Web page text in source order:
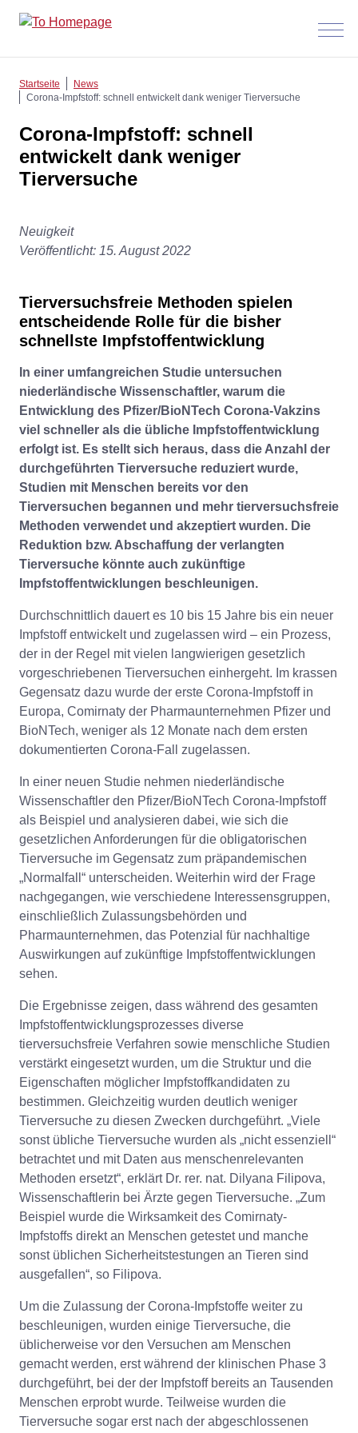
Menü
Startseite
News
Corona-Impfstoff: schnell entwickelt dank weniger Tierversuche
Corona-Impfstoff: schnell
entwickelt dank weniger
Tierversuche
Neuigkeit
Veröffentlicht: 15. August 2022
Tierversuchsfreie Methoden spielen
entscheidende Rolle für die bisher
schnellste Impfstoffentwicklung
In einer umfangreichen Studie untersuchen
niederländische Wissenschaftler, warum die
Entwicklung des Pfizer/BioNTech Corona-Vakzins
viel schneller als die übliche Impfstoffentwicklung
erfolgt ist. Es stellt sich heraus, dass die Anzahl der
durchgeführten Tierversuche reduziert wurde,
Studien mit Menschen bereits vor den
Tierversuchen begannen und mehr tierversuchsfreie
Methoden verwendet und akzeptiert wurden. Die
Reduktion bzw. Abschaffung der verlangten
Tierversuche könnte auch zukünftige
Impfstoffentwicklungen beschleunigen.
Durchschnittlich dauert es 10 bis 15 Jahre bis ein neuer
Impfstoff entwickelt und zugelassen wird – ein Prozess,
der in der Regel mit vielen langwierigen gesetzlich
vorgeschriebenen Tierversuchen einhergeht. Im krassen
Gegensatz dazu wurde der erste Corona-Impfstoff in
Europa, Comirnaty der Pharmaunternehmen Pfizer und
BioNTech, weniger als 12 Monate nach dem ersten
dokumentierten Corona-Fall zugelassen.
In einer neuen Studie nehmen niederländische
Wissenschaftler den Pfizer/BioNTech Corona-Impfstoff
als Beispiel und analysieren dabei, wie sich die
gesetzlichen Anforderungen für die obligatorischen
Tierversuche im Gegensatz zum präpandemischen
„Normalfall“ unterscheiden. Weiterhin wird der Frage
nachgegangen, wie verschiedene Interessensgruppen,
einschließlich Zulassungsbehörden und
Pharmaunternehmen, das Potenzial für nachhaltige
Auswirkungen auf zukünftige Impfstoffentwicklungen
sehen.
Die Ergebnisse zeigen, dass während des gesamten
Impfstoffentwicklungsprozesses diverse
tierversuchsfreie Verfahren sowie menschliche Studien
verstärkt eingesetzt wurden, um die Struktur und die
Eigenschaften möglicher Impfstoffkandidaten zu
bestimmen. Gleichzeitig wurden deutlich weniger
Tierversuche zu diesen Zwecken durchgeführt. „Viele
sonst übliche Tierversuche wurden als „nicht essenziell“
betrachtet und mit Daten aus menschenrelevanten
Methoden ersetzt“, erklärt Dr. rer. nat. Dilyana Filipova,
Wissenschaftlerin bei Ärzte gegen Tierversuche. „Zum
Beispiel wurde die Wirksamkeit des Comirnaty-
Impfstoffs direkt an Menschen getestet und manche
sonst üblichen Sicherheitstestungen an Tieren sind
ausgefallen“, so Filipova.
Um die Zulassung der Corona-Impfstoffe weiter zu
beschleunigen, wurden einige Tierversuche, die
üblicherweise vor den Versuchen am Menschen
gemacht werden, erst während der klinischen Phase 3
durchgeführt, bei der der Impfstoff bereits an Tausenden
Menschen erprobt wurde. Teilweise wurden die
Tierversuche sogar erst nach der abgeschlossenen